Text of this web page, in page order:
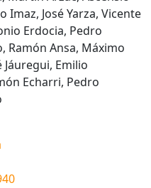
Imaz, José Yarza, Vicente
Erdocia, Pedro
Ramón Ansa, Máximo
Jáuregui, Emilio
Echarri, Pedro